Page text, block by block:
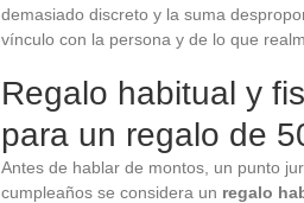
demasiado discreto y la suma
vínculo con la persona y de lo que
Regalo habitual y
para un regalo de
Antes de hablar de montos, un punto
cumpleaños se considera un regalo